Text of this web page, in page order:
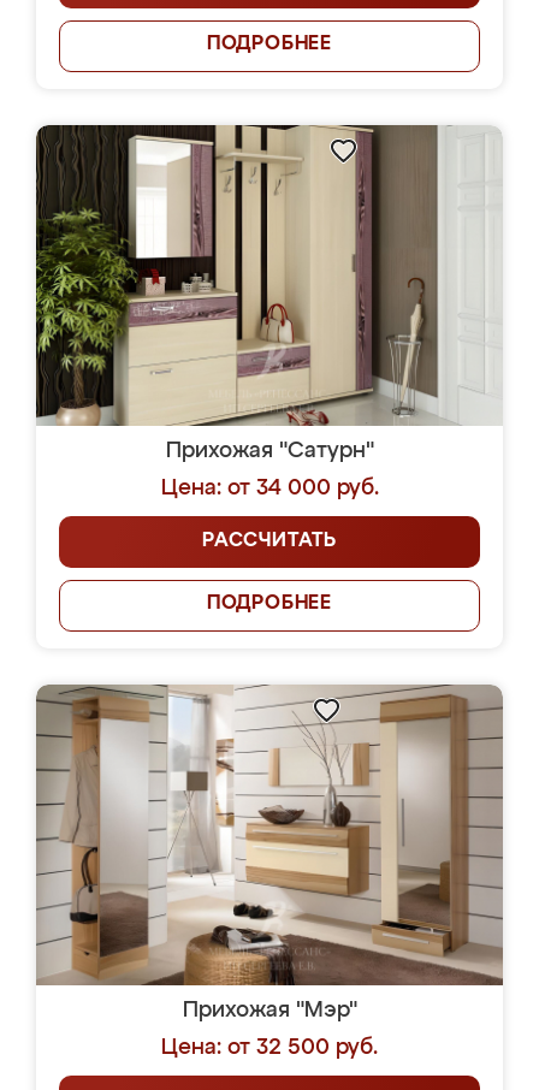
ПОДРОБНЕЕ
Прихожая "Сатурн"
Цена: от 34 000 руб.
РАССЧИТАТЬ
ПОДРОБНЕЕ
Прихожая "Мэр"
Цена: от 32 500 руб.